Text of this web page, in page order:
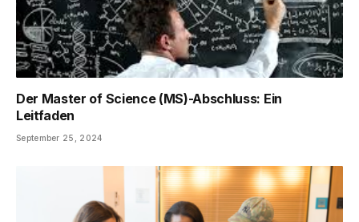
Der Master of Science (MS)-Abschluss: Ein
Leitfaden
September 25, 2024